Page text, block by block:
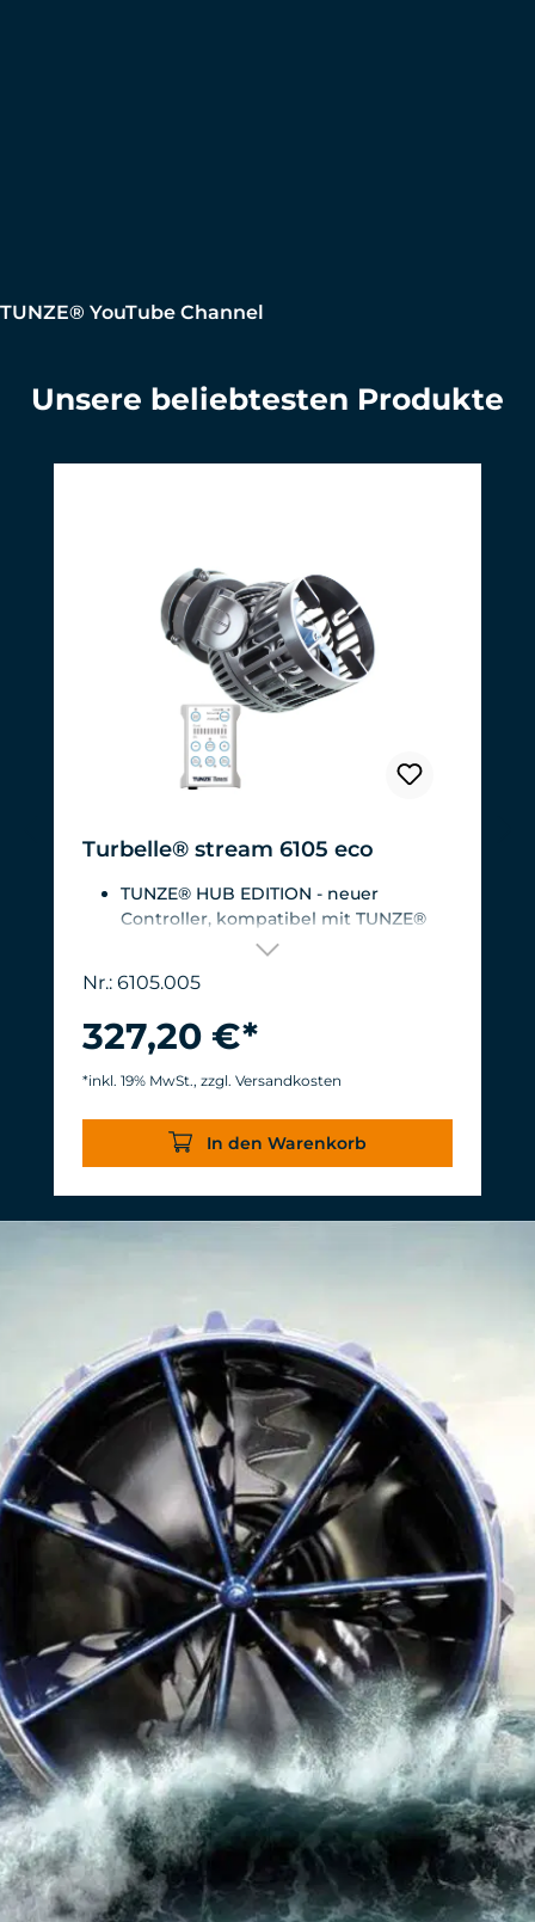
TUNZE® YouTube Channel
Unsere beliebtesten Produkte
Turbelle® stream 6105 eco
TUNZE® HUB EDITION - neuer
Controller, kompatibel mit TUNZE®
Liter.Strömungsleistung: ca. 3.000 bis
12.000 l/h bei 12 V mit Turbelle®
Controller
Energieverbrauch: 3-11 W bei 12 V
Wirkungsgrad von über 1.000 L/h/W.
Bei nahezu gleichem Volumenstrom
werden 20 W Leistung eingespart.
Gewohnte, langlebige TUNZE®
Zuverlässigkeit & Haltbarkeit.
Nr.: 6105.005
327,20 €*
*inkl. 19% MwSt., zzgl. Versandkosten
In den Warenkorb